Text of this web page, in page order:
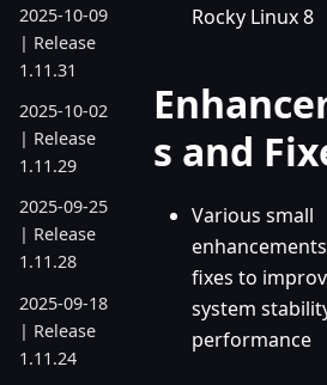
2025-10-09
| Release
1.11.31
2025-10-02
| Release
1.11.29
2025-09-25
| Release
1.11.28
2025-09-18
| Release
1.11.24
Rocky Linux 8
s and
Various small
fixes to
system
performance